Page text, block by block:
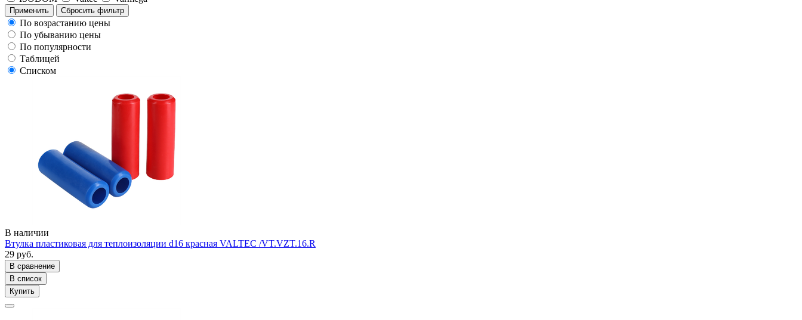
Применить Сбросить фильтр
По возрастанию цены
По убыванию цены
По популярности
Таблицей
Списком
В наличии
Втулка пластиковая для теплоизоляции d16 красная VALTEC /VT.VZT.16.R
29 руб.
В сравнение
В список
Купить